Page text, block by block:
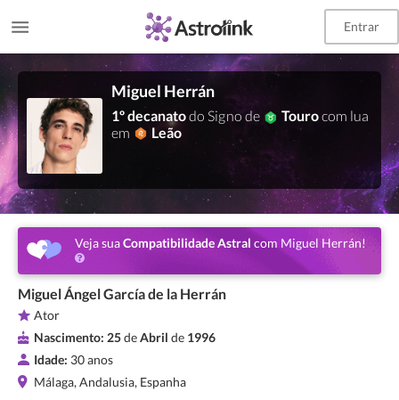
Entrar
Miguel Herrán
1º decanatodo Signo de Tourocom lua
em
Leão
Veja suaCompatibilidade Astral com Miguel Herrán!
Miguel Ángel García de la Herrán
Ator
Nascimento: 25deAbril de 1996
Idade: 30 anos
Málaga, Andalusia, Espanha